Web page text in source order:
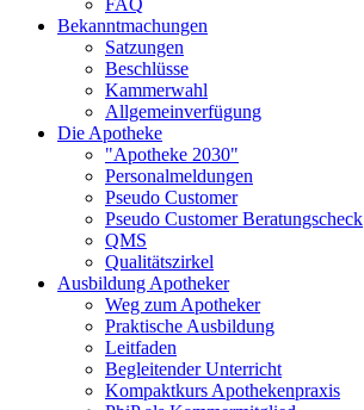
FAQ
Bekanntmachungen
Satzungen
Beschlüsse
Kammerwahl
Allgemeinverfügung
Die Apotheke
"Apotheke 2030"
Personalmeldungen
Pseudo Customer
Pseudo Customer Beratungscheck
QMS
Qualitätszirkel
Ausbildung Apotheker
Weg zum Apotheker
Praktische Ausbildung
Leitfaden
Begleitender Unterricht
Kompaktkurs Apothekenpraxis